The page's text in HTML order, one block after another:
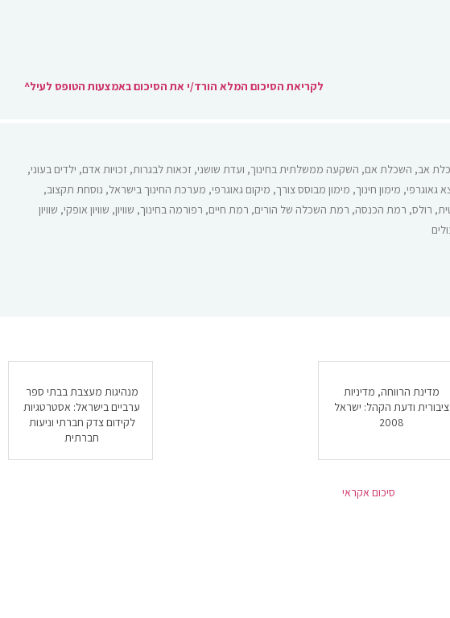
לקריאת הסיכום המלא הורד/י את הסיכום באמצעות הטופס לעיל^
אב, השכלת אם, השקעה ממשלתית בחינוך, ועדת שושני, זכאות לבגרות, זכויות אדם, ילדים בעוני,
גאוגרפי, מימון חינוך, מימון מבוסס צורך, מיקום גאוגרפי, מערכת החינוך בישראל, נוסחת תקצוב,
, רולס, רמת הכנסה, רמת השכלה של הורים, רמת חיים, רפורמה בחינוך, שוויון, שוויון אופקי, שוויון
מדינת הרווחה, מדיניות
ציבורית ודעת הקהל: ישראל
2008
מנהיגות מעצבת בבתי ספר
ערביים בישראל: אסטרטגיות
לקידום צדק חברתי וניעות
חברתית
סיכום אקראי